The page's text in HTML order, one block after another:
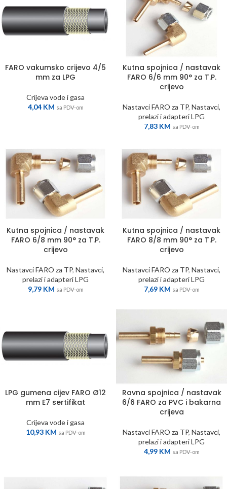
FARO vakumsko crijevo 4/5
mm za LPG
Crijeva vode i gasa
4,04 KM sa PDV-om
Kutna spojnica / nastavak
FARO 6/6 mm 90° za T.P.
crijevo
Nastavci FARO za TP, Nastavci,
prelazi i adapteri LPG
7,83 KM sa PDV-om
Kutna spojnica / nastavak
FARO 6/8 mm 90° za T.P.
crijevo
Nastavci FARO za TP, Nastavci,
prelazi i adapteri LPG
9,79 KM sa PDV-om
Kutna spojnica / nastavak
FARO 8/8 mm 90° za T.P.
crijevo
Nastavci FARO za TP, Nastavci,
prelazi i adapteri LPG
7,69 KM sa PDV-om
LPG gumena cijev FARO Ø12
mm E7 sertifikat
Crijeva vode i gasa
10,93 KM sa PDV-om
Ravna spojnica / nastavak
6/6 FARO za PVC i bakarna
crijeva
Nastavci FARO za TP, Nastavci,
prelazi i adapteri LPG
4,99 KM sa PDV-om